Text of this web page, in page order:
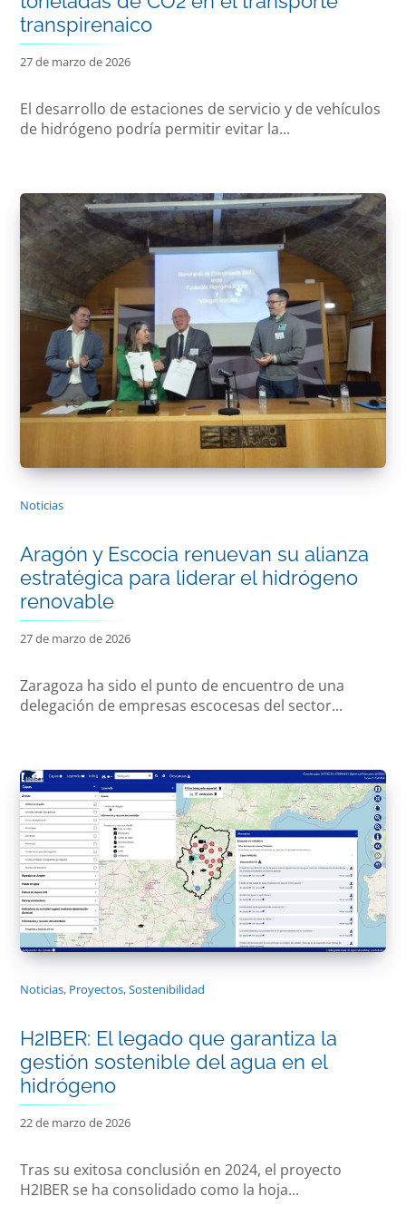
transpirenaico
27 de marzo de 2026
El desarrollo de estaciones de servicio y de vehículos
de hidrógeno podría permitir evitar la...
Noticias
Aragón y Escocia renuevan su alianza
estratégica para liderar el hidrógeno
renovable
27 de marzo de 2026
Zaragoza ha sido el punto de encuentro de una
delegación de empresas escocesas del sector...
Noticias, Proyectos,Sostenibilidad
H2IBER: El legado que garantiza la
gestión sostenible del agua en el
hidrógeno
22 de marzo de 2026
Tras su exitosa conclusión en 2024, el proyecto
H2IBER se ha consolidado como la hoja...